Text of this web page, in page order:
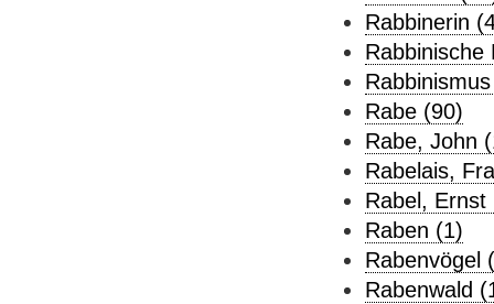
Rabbinerin
Rabbinische
Rabe (90)
Rabe, John
Rabelais,
Rabel, Ernst
Raben (1)
Rabenvögel
Rabenwald